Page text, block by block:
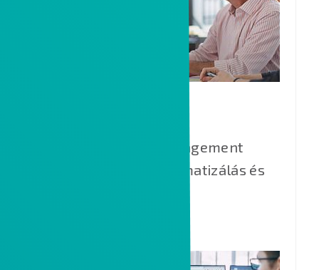
Product Lifecycle Management
(PLM) – folyamat automatizálás és